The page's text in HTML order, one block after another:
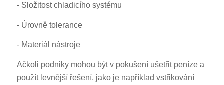
- Složitost chladicího systému
- Úrovně tolerance
- Materiál nástroje
Ačkoli podniky mohou být v pokušení ušetřit peníze a
použít levnější řešení, jako je například vstřikování